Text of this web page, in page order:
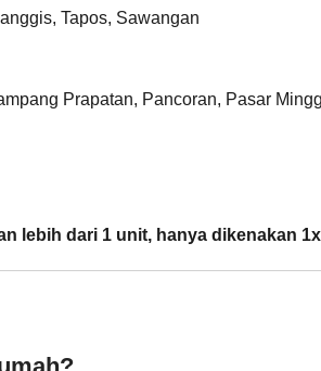
Tapos, Sawangan
Prapatan, Pancoran, Pasar
lebih dari 1 unit, hanya dikenakan